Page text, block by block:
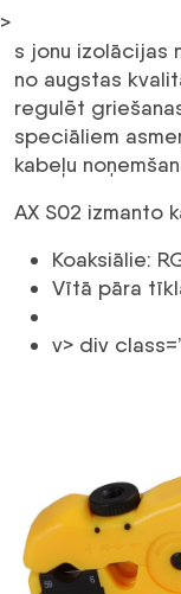
>
s jonu izolācijas
no augstas
regulēt
speciāliem
kabeļu
AX S02 izmanto
Koaksiālie:
Vītā pāra tīkla
v> div